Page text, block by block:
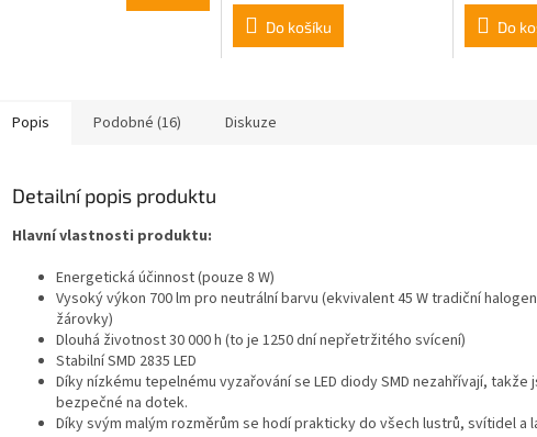
je
je
5,0
z
Do košíku
je
5,0
z
Do
Popis Podobné (16) Diskuze
Detailní popis produktu
Hlavní vlastnosti produktu:
Energetická účinnost (pouze 8 W)
Vysoký výkon 700 lm pro neutrální barvu (ekvivalent 45 W tradiční
žárovky)
Dlouhá životnost 30 000 h (to je 1250 dní nepřetržitého svícení)
Stabilní SMD 2835 LED
Díky nízkému tepelnému vyzařování se LED diody SMD nezahřívají, takže
bezpečné na dotek.
Díky svým malým rozměrům se hodí prakticky do všech lustrů, svítidel a